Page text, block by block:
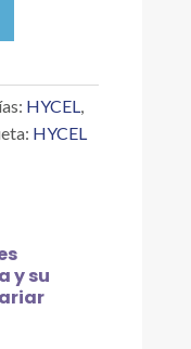
HYCEL,
HYCEL
y su